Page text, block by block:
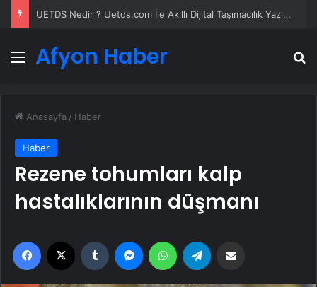
UETDS Nedir ? Uetds.com İle Akıllı Dijital Taşımacılık Yazılımı
Menü
Afyon Haber
Anasayfa / Haber
Haber
Rezene tohumları kalp
hastalıklarının düşmanı
Facebook Tumblr MessengerWhatsApp